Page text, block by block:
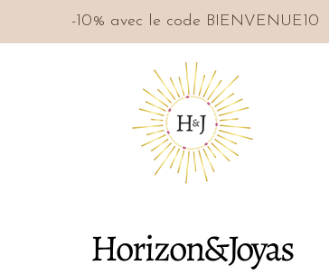
Horizon&Joyas
-10% avec le code BIENVENUE10